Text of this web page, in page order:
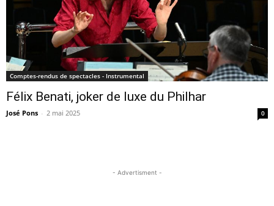
Comptes-rendus de spectacles - Instrumental
Félix Benati, joker de luxe du Philhar
José Pons - 2 mai 2025 0
- Advertisment -